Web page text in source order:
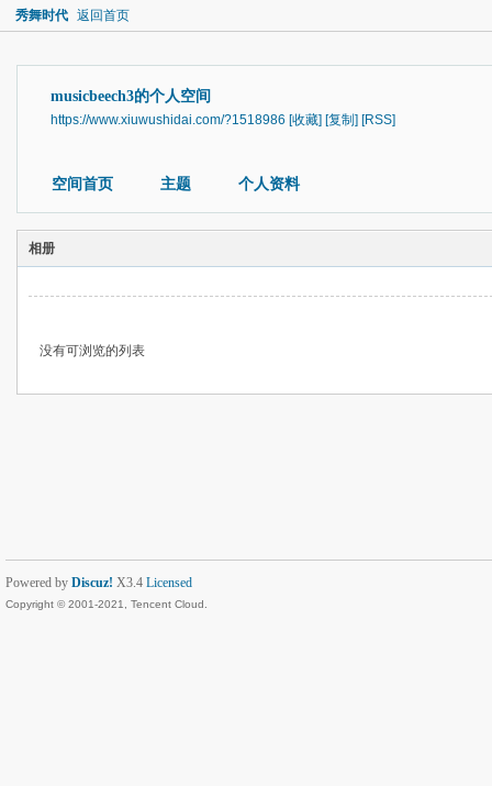
秀舞时代 返回首页
musicbeech3的个人空间
https://www.xiuwushidai.com/?1518986 [收藏] [复制] [RSS]
空间首页 主题 个人资料
相册
没有可浏览的列表
Powered by Discuz! X3.4 Licensed
Copyright © 2001-2021, Tencent Cloud.